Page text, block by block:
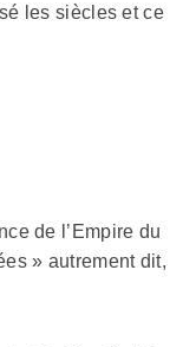
les siècles et ce
de l’Empire du
» autrement dit,